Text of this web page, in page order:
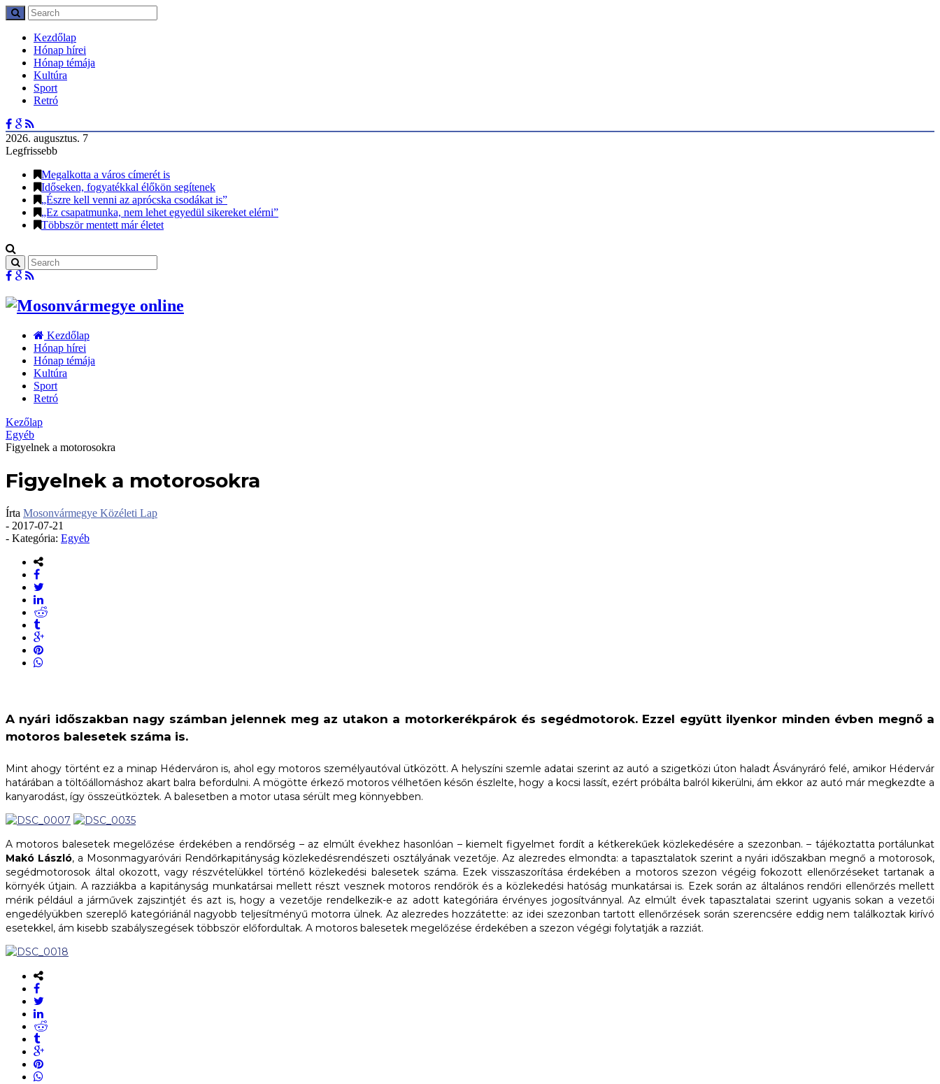
Kezdőlap
Hónap hírei
Hónap témája
Kultúra
Sport
Retró
2026. augusztus. 7
Legfrissebb
Megalkotta a város címerét is
Időseken, fogyatékkal élőkön segítenek
„Észre kell venni az aprócska csodákat is”
„Ez csapatmunka, nem lehet egyedül sikereket elérni”
Többször mentett már életet
Kezdőlap
Hónap hírei
Hónap témája
Kultúra
Sport
Retró
Kezőlap
Egyéb
Figyelnek a motorosokra
Figyelnek a motorosokra
Írta Mosonvármegye Közéleti Lap
- 2017-07-21
- Kategória: Egyéb
A nyári időszakban nagy számban jelennek meg az utakon a motorkerékpárok és segédmotorok. Ezzel együtt ilyenkor minden évben megnő a
motoros balesetek száma is.
Mint ahogy történt ez a minap Héderváron is, ahol egy motoros személyautóval ütközött. A helyszíni szemle adatai szerint az autó a szigetközi úton haladt Ásványráró felé, amikor Hédervár
határában a töltőállomáshoz akart balra befordulni. A mögötte érkező motoros vélhetően későn észlelte, hogy a kocsi lassít, ezért próbálta balról kikerülni, ám ekkor az autó már megkezdte a
kanyarodást, így összeütköztek. A balesetben a motor utasa sérült meg könnyebben.
A motoros balesetek megelőzése érdekében a rendőrség – az elmúlt évekhez hasonlóan – kiemelt figyelmet fordít a kétkerekűek közlekedésére a szezonban. – tájékoztatta portálunkat
Makó László, a Mosonmagyaróvári Rendőrkapitányság közlekedésrendészeti osztályának vezetője. Az alezredes elmondta: a tapasztalatok szerint a nyári időszakban megnő a motorosok,
segédmotorosok által okozott, vagy részvételükkel történő közlekedési balesetek száma. Ezek visszaszorítása érdekében a motoros szezon végéig fokozott ellenőrzéseket tartanak a
környék útjain. A razziákba a kapitányság munkatársai mellett részt vesznek motoros rendőrök és a közlekedési hatóság munkatársai is. Ezek során az általános rendőri ellenőrzés mellett
mérik például a járművek zajszintjét és azt is, hogy a vezetője rendelkezik-e az adott kategóriára érvényes jogosítvánnyal. Az elmúlt évek tapasztalatai szerint ugyanis sokan a vezetői
engedélyükben szereplő kategóriánál nagyobb teljesítményű motorra ülnek. Az alezredes hozzátette: az idei szezonban tartott ellenőrzések során szerencsére eddig nem találkoztak kirívó
esetekkel, ám kisebb szabályszegések többször előfordultak. A motoros balesetek megelőzése érdekében a szezon végégi folytatják a razziát.